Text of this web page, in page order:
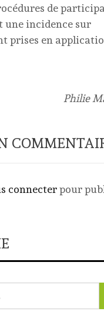
de
une incidence sur
prises en
Philie
connecterpour